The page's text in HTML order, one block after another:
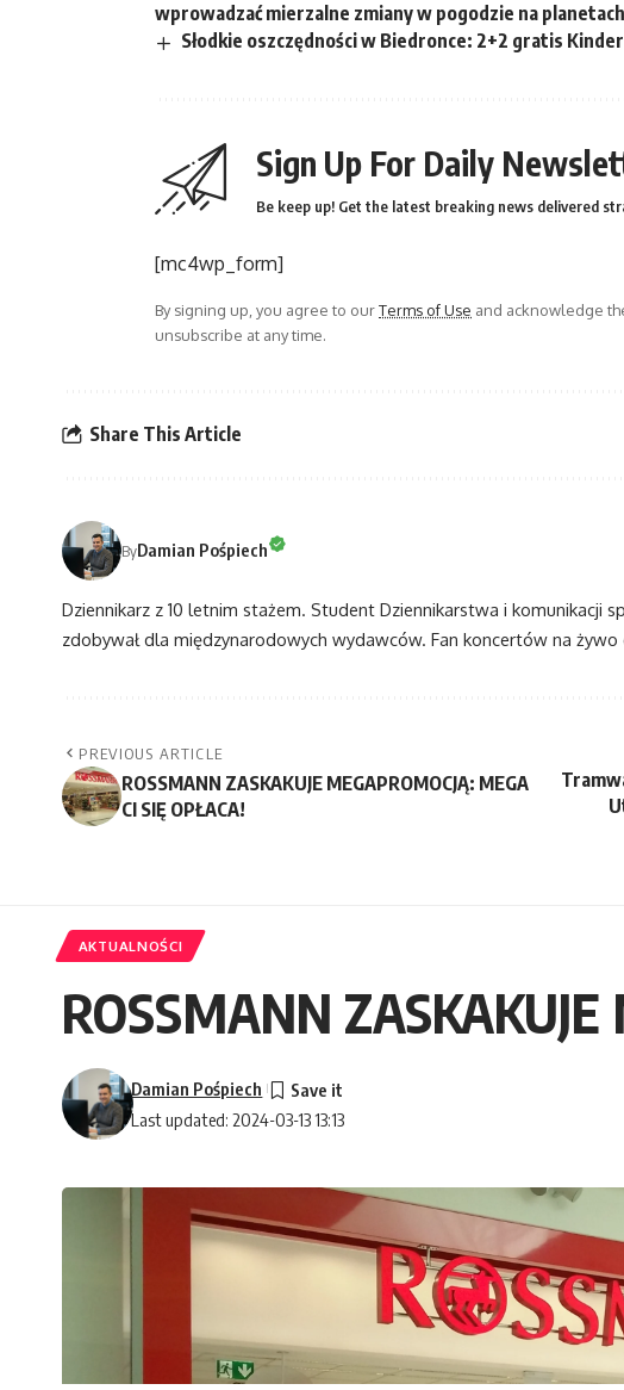
wprowadzać mierzalne zmiany w pogodzie na
Słodkie oszczędności w Biedronce: 2+2 gratis Kinder
Sign Up For Daily
Be keep up! Get the latest breaking news delivered
[mc4wp_form]
By signing up, you agree to ourTerms of Use and acknowledge
unsubscribe at any time.
Share This Article
ByDamian Pośpiech
Dziennikarz z 10 letnim stażem. Student Dziennikarstwa i komunikacji
zdobywał dla międzynarodowych wydawców. Fan koncertów na żywo
PREVIOUS ARTICLE
ROSSMANN ZASKAKUJE MEGAPROMOCJĄ: MEGA
CI SIĘ OPŁACA!
AKTUALNOŚCI
ROSSMANN
Last updated: 2024-03-13 13:13
Damian Pośpiech